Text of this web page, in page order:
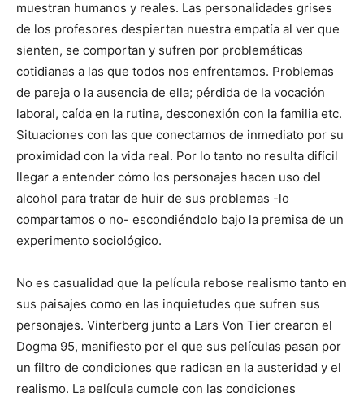
muestran humanos y reales. Las personalidades grises
de los profesores despiertan nuestra empatía al ver que
sienten, se comportan y sufren por problemáticas
cotidianas a las que todos nos enfrentamos. Problemas
de pareja o la ausencia de ella; pérdida de la vocación
laboral, caída en la rutina, desconexión con la familia etc.
Situaciones con las que conectamos de inmediato por su
proximidad con la vida real. Por lo tanto no resulta difícil
llegar a entender cómo los personajes hacen uso del
alcohol para tratar de huir de sus problemas -lo
compartamos o no- escondiéndolo bajo la premisa de un
experimento sociológico.
No es casualidad que la película rebose realismo tanto en
sus paisajes como en las inquietudes que sufren sus
personajes. Vinterberg junto a Lars Von Tier crearon el
Dogma 95, manifiesto por el que sus películas pasan por
un filtro de condiciones que radican en la austeridad y el
realismo. La película cumple con las condiciones